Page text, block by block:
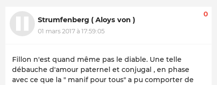
Strumfenberg ( Aloys von )
01 mars 2017 à 17:59:05
0
Fillon n'est quand même pas le diable. Une telle
débauche d'amour paternel et conjugal , en phase
avec ce que la " manif pour tous" a pu comporter de